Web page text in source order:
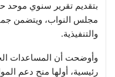
بتقديم تقرير سنوي موحد
مجلس النواب، ويتضمن جميع
والتنفيذية.
وأوضحت أن المساعدات
رئيسية، أولها منح دعم